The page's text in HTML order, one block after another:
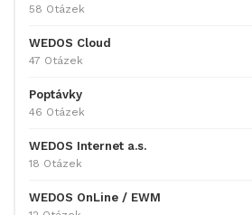
58 Otázek
WEDOS Cloud
47 Otázek
Poptávky
46 Otázek
WEDOS Internet a.s.
18 Otázek
WEDOS OnLine / EWM